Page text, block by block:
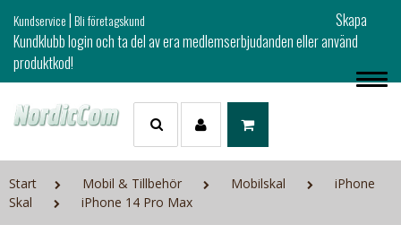
Kundservice|Bli företagskund
Skapa
Kundklubb login och ta del av era medlemserbjudanden eller använd
produktkod!
Start Mobil & Tillbehör Mobilskal
iPhone
Skal
iPhone 14 Pro Max